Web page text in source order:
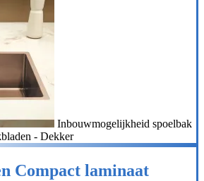
Inbouwmogelijkheid spoelbak
- Dekker
Compact laminaat